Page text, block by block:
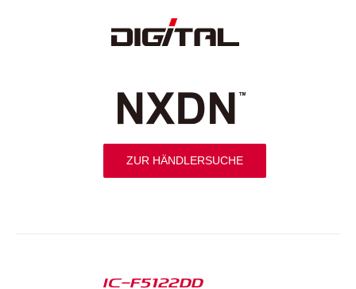
ZUR HÄNDLERSUCHE
IC-F5122DD